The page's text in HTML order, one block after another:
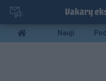
Pereiti
pagrindinį
turinį
Mobile
menu
Nauji